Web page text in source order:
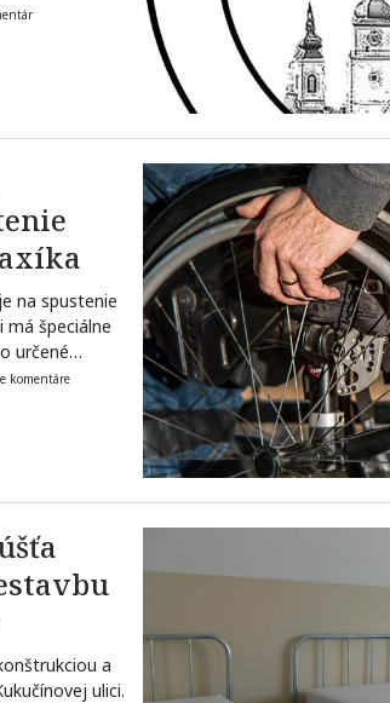
na spustenie
má špeciálne
určené…
komentáre
a
ulici.